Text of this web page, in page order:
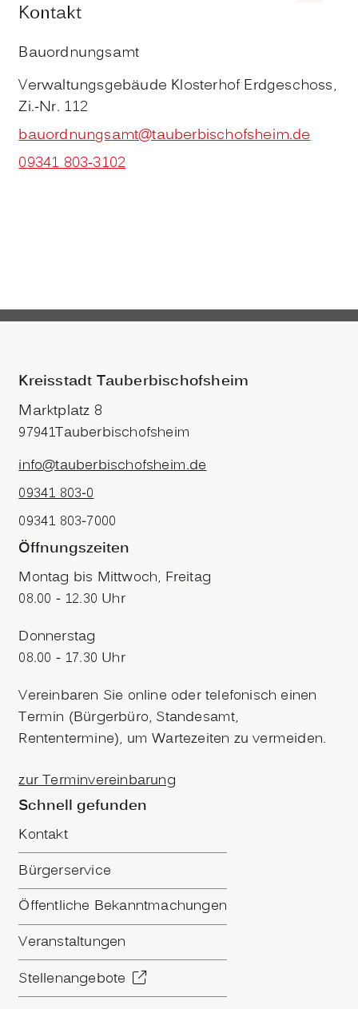
Kontakt
Bauordnungsamt
Verwaltungsgebäude Klosterhof Erdgeschoss,
Zi.-Nr. 112
bauordnungsamt@tauberbischofsheim.de
09341 803-3102
Kreisstadt Tauberbischofsheim
Marktplatz 8
97941Tauberbischofsheim
info@tauberbischofsheim.de
09341 803-0
09341 803-7000
Öffnungszeiten
Montag bis Mittwoch, Freitag
08.00 - 12.30 Uhr
Donnerstag
08.00 - 17.30 Uhr
Vereinbaren Sie online oder telefonisch einen
Termin (Bürgerbüro, Standesamt,
Rententermine), um Wartezeiten zu vermeiden.
zur Terminvereinbarung
Schnell gefunden
Kontakt
Bürgerservice
Öffentliche Bekanntmachungen
Veranstaltungen
Stellenangebote